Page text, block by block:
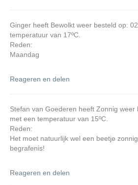
Ginger heeft Bewolkt weer besteld op:
temperatuur van 17ºC.
Reden:
Maandag
Reageren en delen
Stefan van Goederen heeft Zonnig weer
met een temperatuur van 15ºC.
Reden:
Het moet natuurlijk wel een beetje
begrafenis!
Reageren en delen